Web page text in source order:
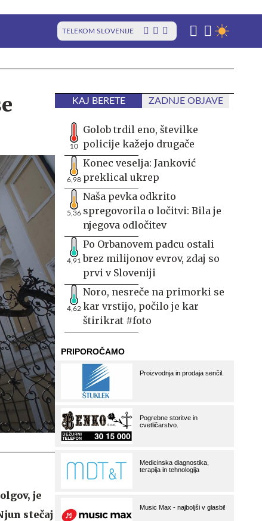
TELEKOM SLOVENIJE
je
stečaj
KAJ BERETE ZADNJE OBJAVE
10
Golob trdil eno, številke
policije kažejo drugače
6,98
Konec veselja: Janković
preklical ukrep
5,36
Naša pevka odkrito
spregovorila o ločitvi: Bila je
njegova odločitev
4,91
Po Orbanovem padcu ostali
brez milijonov evrov, zdaj so
prvi v Sloveniji
4,62
Noro, nesreče na primorki se
kar vrstijo, počilo je kar
štirikrat #foto